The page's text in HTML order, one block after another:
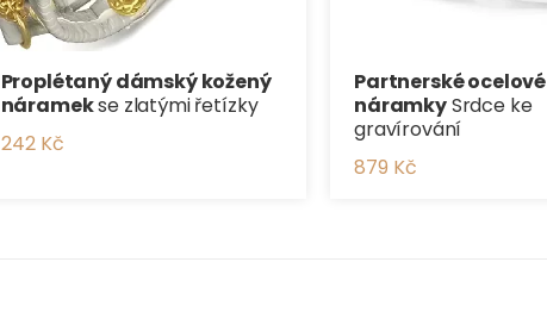
Proplétaný dámský kožený
náramekse zlatými řetízky
242 Kč
Partnerské ocelové
náramkySrdce ke
gravírování
879 Kč